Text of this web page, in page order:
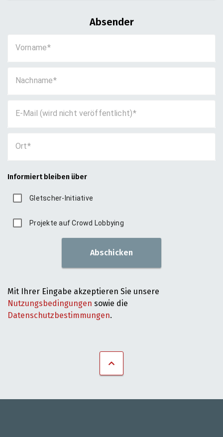
Absender
Vorname
Nachname
E-Mail (wird nicht veröffentlicht)
Ort
Informiert bleiben über
Gletscher-Initiative
Projekte auf Crowd Lobbying
Abschicken
Mit Ihrer Eingabe akzeptieren Sie unsere
Nutzungsbedingungen sowie die
Datenschutzbestimmungen.